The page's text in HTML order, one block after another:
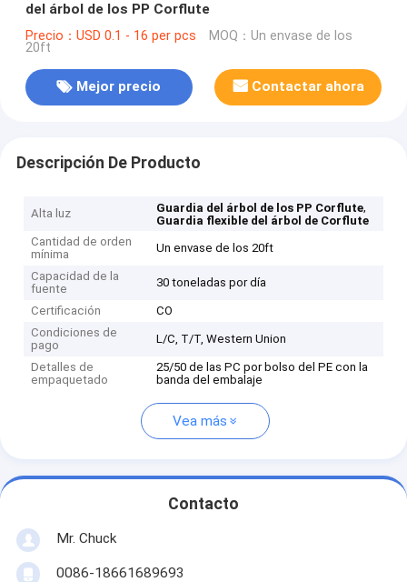
del árbol de los PP Corflute
Precio：USD 0.1 - 16 per pcs MOQ：Un envase de los
20ft
Mejor precio Contactar ahora
Descripción De Producto
Alta luz Guardia del árbol de los PP Corflute,
Guardia flexible del árbol de Corflute
Cantidad de orden
mínima
Un envase de los 20ft
Capacidad de la
fuente
30 toneladas por día
Certificación
CO
Condiciones de
pago
L/C, T/T, Western Union
Detalles de
empaquetado
25/50 de las PC por bolso del PE con la
banda del embalaje
Vea más
Contacto
Mr. Chuck
0086-18661689693